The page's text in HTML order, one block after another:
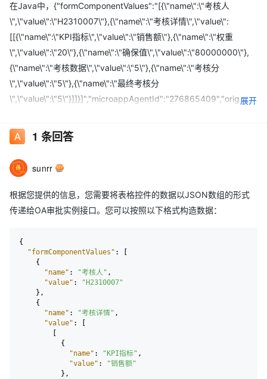
在Java中，{"formComponentValues":"[{\"name\":\"考核人
\",\"value\":\"H2310007\"},{\"name\":\"考核详情\",\"value\":
[[{\"name\":\"KPI指标\",\"value\":\"销售额\"},{\"name\":\"权重
\",\"value\":\"20\"},{\"name\":\"确保值\",\"value\":\"80000000\"},
{\"name\":\"考核数据\",\"value\":\"5\"},{\"name\":\"考核分
\",\"value\":\"5\"},{\"name\":\"最终考核分
\",\"value\":\"5\"}]]}]","microappAgentId":"276865409","originat
xxxxx-309A7A48D62C"} 这是我根据OA审批实例接口产生的数
据，按照dingding提供的文档必填值以及格式我都写了，但是他还
是提示我表格控件数据的value是必填值，但是我value是对的，或
者有表格形式的审批数据是什么样的呀？
展开
1 条回答
sunrr
根据您提供的信息，您需要将表格控件的数据以JSON数组的形式
传递给OA审批实例接口。您可以按照以下格式构造数据：
{
"formComponentValues" :
{
"name" : "考核人" ,
"value" :
"H2310007"
} ,
{
"name" : "考核详情" ,
"value" :
{
"name" : "KPI指标" ,
"value" :
"销售额"
} ,